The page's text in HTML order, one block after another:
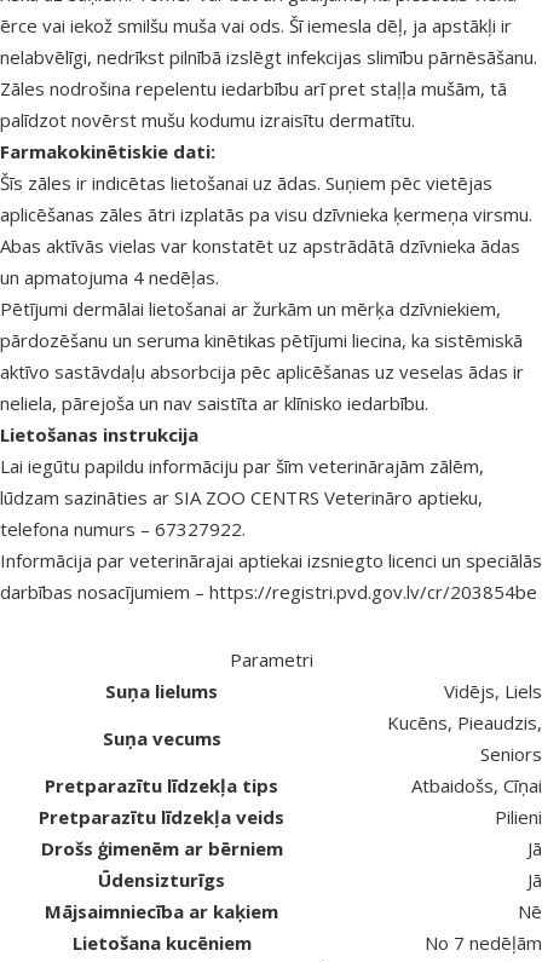
ērce vai iekož smilšu muša vai ods. Šī iemesla dēļ, ja apstākļi ir
nelabvēlīgi, nedrīkst pilnībā izslēgt infekcijas slimību pārnēsāšanu.
Zāles nodrošina repelentu iedarbību arī pret staļļa mušām, tā
palīdzot novērst mušu kodumu izraisītu dermatītu.
Farmakokinētiskie dati:
Šīs zāles ir indicētas lietošanai uz ādas. Suņiem pēc vietējas
aplicēšanas zāles ātri izplatās pa visu dzīvnieka ķermeņa virsmu.
Abas aktīvās vielas var konstatēt uz apstrādātā dzīvnieka ādas
un apmatojuma 4 nedēļas.
Pētījumi dermālai lietošanai ar žurkām un mērķa dzīvniekiem,
pārdozēšanu un seruma kinētikas pētījumi liecina, ka sistēmiskā
aktīvo sastāvdaļu absorbcija pēc aplicēšanas uz veselas ādas ir
neliela, pārejoša un nav saistīta ar klīnisko iedarbību.
Lietošanas instrukcija
Lai iegūtu papildu informāciju par šīm veterinārajām zālēm,
lūdzam sazināties ar SIA ZOO CENTRS Veterināro aptieku,
telefona numurs – 67327922.
Informācija par veterinārajai aptiekai izsniegto licenci un speciālās
darbības nosacījumiem – https://registri.pvd.gov.lv/cr/203854be
Parametri
Suņa lielums
Vidējs, Liels
Suņa vecums
Kucēns, Pieaudzis,
Seniors
Pretparazītu līdzekļa tips
Atbaidošs, Cīņai
Pretparazītu līdzekļa veids
Pilieni
Drošs ģimenēm ar bērniem
Jā
Ūdensizturīgs
Jā
Mājsaimniecība ar kaķiem
Nē
Lietošana kucēniem
No 7 nedēļām